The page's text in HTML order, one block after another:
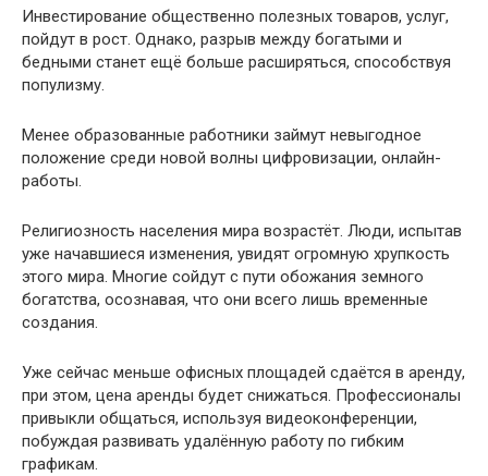
Инвестирование общественно полезных товаров, услуг,
пойдут в рост. Однако, разрыв между богатыми и
бедными станет ещё больше расширяться, способствуя
популизму.
Менее образованные работники займут невыгодное
положение среди новой волны цифровизации, онлайн-
работы.
Религиозность населения мира возрастёт. Люди, испытав
уже начавшиеся изменения, увидят огромную хрупкость
этого мира. Многие сойдут с пути обожания земного
богатства, осознавая, что они всего лишь временные
создания.
Уже сейчас меньше офисных площадей сдаётся в аренду,
при этом, цена аренды будет снижаться. Профессионалы
привыкли общаться, используя видеоконференции,
побуждая развивать удалённую работу по гибким
графикам.